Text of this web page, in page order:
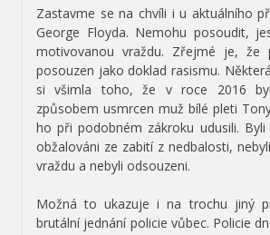
Zastavme se na chvíli i u aktuálního
George Floyda. Nemohu posoudit,
motivovanou vraždu. Zřejmé je, že
posouzen jako doklad rasismu.
si všimla toho, že v roce 2016
způsobem usmrcen muž bílé pleti
ho při podobném zákroku udusili.
obžalováni ze zabití z nedbalosti,
vraždu a nebyli odsouzeni.
Možná to ukazuje i na trochu jiný
brutální jednání policie vůbec. Policie